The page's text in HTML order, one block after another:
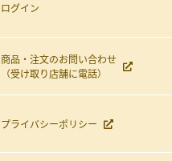
ログイン
商品・注文のお問い合わせ
（受け取り店舗に電話）
プライバシーポリシー